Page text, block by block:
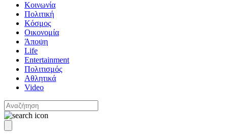
Κοινωνία
Πολιτική
Κόσμος
Οικονομία
Άποψη
Life
Entertainment
Πολιτισμός
Αθλητικά
Video